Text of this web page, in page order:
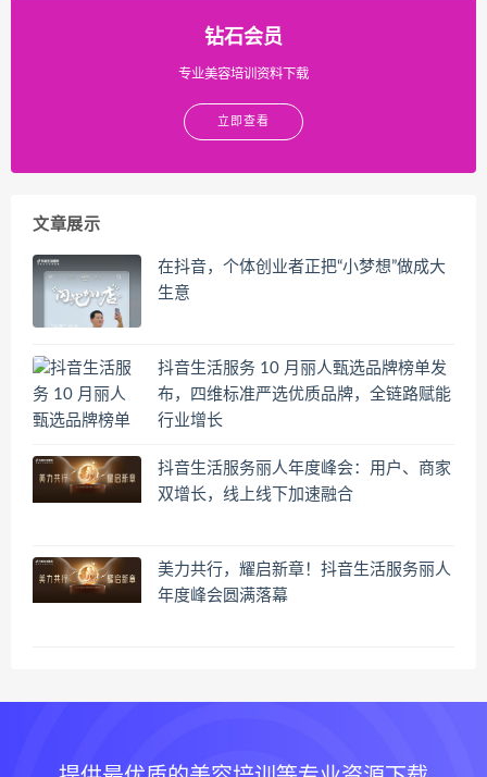
钻石会员
专业美容培训资料下载
立即查看
文章展示
在抖音，个体创业者正把“小梦想”做成大
生意
抖音生活服务 10 月丽人甄选品牌榜单发
布，四维标准严选优质品牌，全链路赋能
行业增长
抖音生活服务丽人年度峰会：用户、商家
双增长，线上线下加速融合
美力共行，耀启新章！抖音生活服务丽人
年度峰会圆满落幕